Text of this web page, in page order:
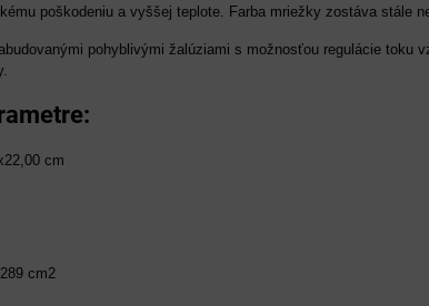
poškodeniu a vyššej teplote. Farba mriežky zostáva stále
pohyblivými žalúziami s možnosťou regulácie
cm
cm2